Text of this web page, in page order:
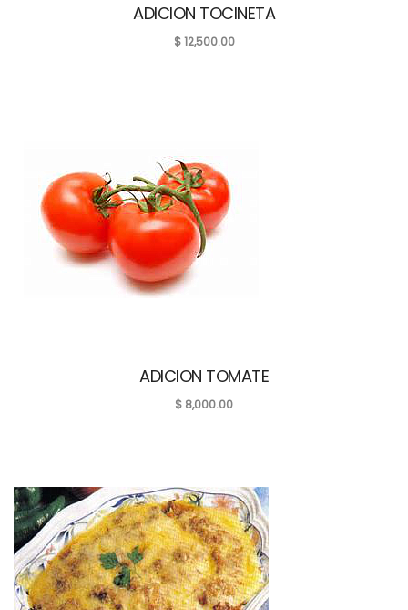
ADICION TOCINETA
$12,500.00
ADICION TOMATE
$ 8,000.00